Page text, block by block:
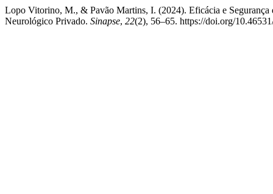
Lopo Vitorino, M., & Pavão Martins, I. (2024). Eficácia e Segurança
Neurológico Privado. Sinapse, 22(2), 56–65. https://doi.org/